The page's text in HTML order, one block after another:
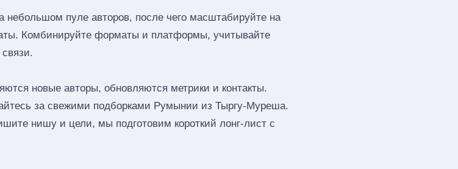
небольшом пуле авторов, после чего масштабируйте на
Комбинируйте форматы и платформы, учитывайте
новые авторы, обновляются метрики и контакты.
за свежими подборками Румынии из Тыргу-Муреша.
нишу и цели, мы подготовим короткий лонг‑лист с